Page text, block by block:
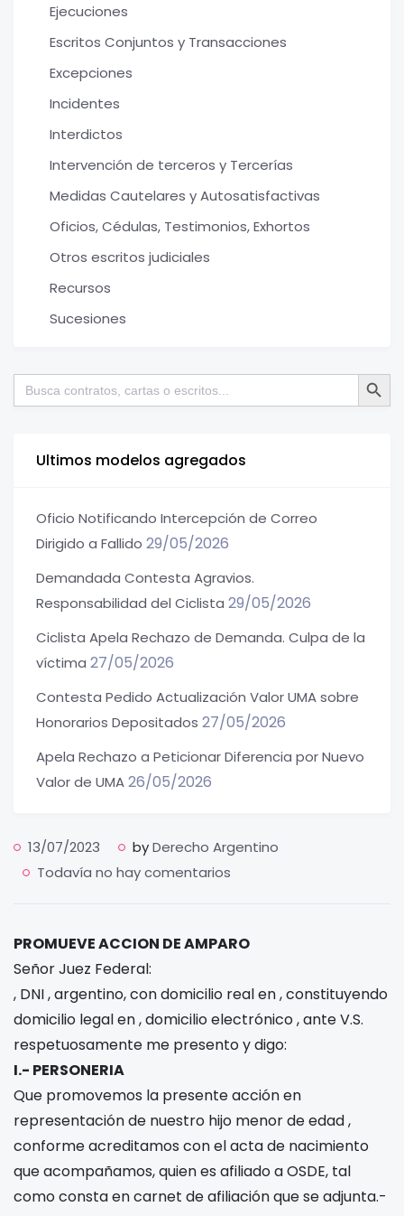
13/07/2023 byDerecho Argentino
Todavía no hay comentarios
PROMUEVE ACCION DE AMPARO
Señor Juez Federal:
, DNI, argentino, con domicilio real en, constituyendo
domicilio legal en, domicilio electrónico, ante V.S.
respetuosamente me presento y digo:
I.- PERSONERIA
Que promovemos la presente acción en
representación de nuestro hijo menor de edad,
conforme acreditamos con el acta de nacimiento
que acompañamos, quien es afiliado a OSDE, tal
como consta en carnet de afiliación que se adjunta.-
Ejecuciones
Escritos Conjuntos y Transacciones
Excepciones
Incidentes
Interdictos
Intervención de terceros y Tercerías
Medidas Cautelares y Autosatisfactivas
Oficios, Cédulas, Testimonios, Exhortos
Otros escritos judiciales
Recursos
Sucesiones
Buscar: Botón de
Ultimos modelos agregados
Oficio Notificando Intercepción de Correo
Dirigido a Fallido 29/05/2026
Demandada Contesta Agravios.
Responsabilidad del Ciclista 29/05/2026
Ciclista Apela Rechazo de Demanda. Culpa de la
víctima 27/05/2026
Contesta Pedido Actualización Valor UMA sobre
Honorarios Depositados 27/05/2026
Apela Rechazo a Peticionar Diferencia por Nuevo
Valor de UMA26/05/2026